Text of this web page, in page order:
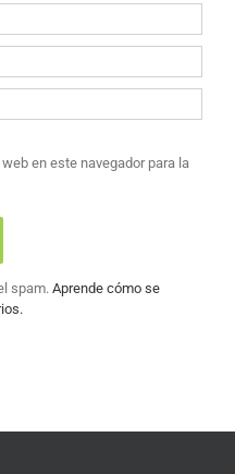
en este navegador para la
spam. Aprende cómo se